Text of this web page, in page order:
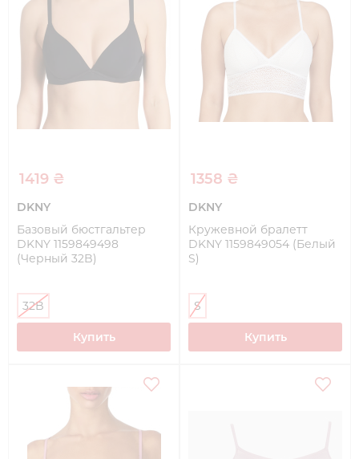
1419 ₴
DKNY
Базовый бюстгальтер
DKNY 1159849498
(Черный 32B)
32B
Купить
1358 ₴
DKNY
Кружевной бралетт
DKNY 1159849054 (Белый
S)
S
Купить